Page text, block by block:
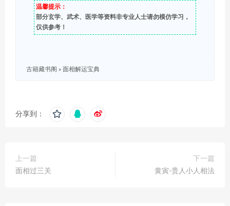
温馨提示：
部分玄学、武术、医学等资料非专业人士请勿模仿学习，
仅供参考！
古籍藏书阁 » 面相解运宝典
分享到：
上一篇
面相过三关
下一篇
黄寅-贵人小人相法